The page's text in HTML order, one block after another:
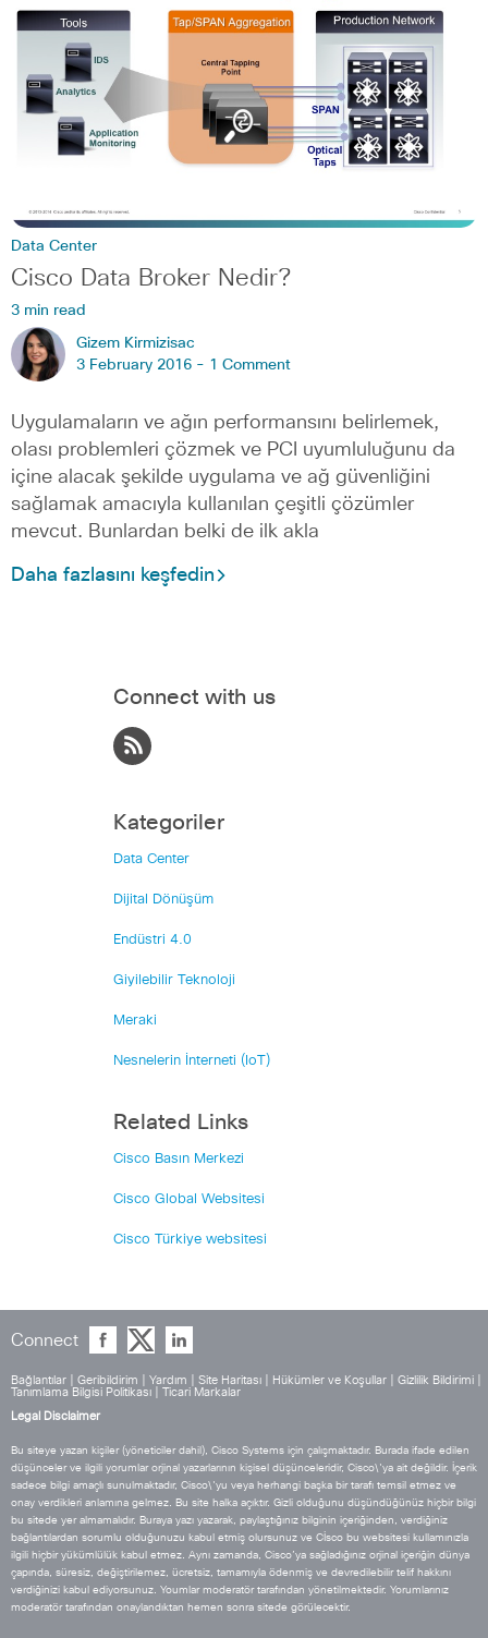
Data Center
Cisco Data Broker Nedir?
3 min read
Gizem Kirmizisac
3 February 2016 - 1 Comment
Uygulamaların ve ağın performansını belirlemek,
olası problemleri çözmek ve PCI uyumluluğunu da
içine alacak şekilde uygulama ve ağ güvenliğini
sağlamak amacıyla kullanılan çeşitli çözümler
mevcut. Bunlardan belki de ilk akla
Daha fazlasını keşfedin
Connect with us
Kategoriler
Data Center
Dijital Dönüşüm
Endüstri 4.0
Giyilebilir Teknoloji
Meraki
Nesnelerin İnterneti (IoT)
Related Links
Cisco Basın Merkezi
Cisco Global Websitesi
Cisco Türkiye websitesi
Connect
Bağlantılar Geribildirim Yardım Site Haritası Hükümler ve Koşullar Gizlilik Bildirimi
Tanımlama Bilgisi Politikası
Ticari Markalar
Legal Disclaimer
Bu siteye yazan kişiler (yöneticiler dahil), Cisco Systems için çalışmaktadır. Burada ifade edilen
düşünceler ve ilgili yorumlar orjinal yazarlarının kişisel düşünceleridir, Cisco\'ya ait değildir. İçerik
sadece bilgi amaçlı sunulmaktadır, Cisco\'yu veya herhangi başka bir tarafı temsil etmez ve
onay verdikleri anlamına gelmez. Bu site halka açıktır. Gizli olduğunu düşündüğünüz hiçbir bilgi
bu sitede yer almamalıdır. Buraya yazı yazarak, paylaştığınız bilginin içeriğinden, verdiğiniz
bağlantılardan sorumlu olduğunuzu kabul etmiş olursunuz ve Cİsco bu websitesi kullamınızla
ilgili hiçbir yükümlülük kabul etmez. Aynı zamanda, Cisco’ya sağladığınız orjinal içeriğin dünya
çapında, süresiz, değiştirilemez, ücretsiz, tamamıyla ödenmiş ve devredilebilir telif hakkını
verdiğinizi kabul ediyorsunuz. Youmlar moderatör tarafından yönetilmektedir. Yorumlarınız
moderatör tarafından onaylandıktan hemen sonra sitede görülecektir.